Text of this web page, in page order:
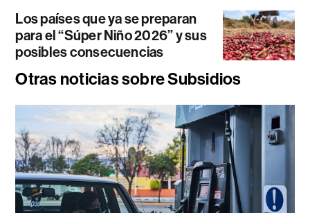
Los países que ya se preparan
para el “Súper Niño 2026” y sus
posibles consecuencias
Otras noticias sobre Subsidios